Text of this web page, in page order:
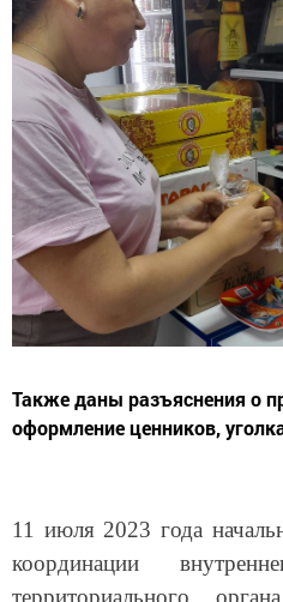
Также даны разъяснения о
оформление ценников,
11 июля 2023 года
координации
территориального